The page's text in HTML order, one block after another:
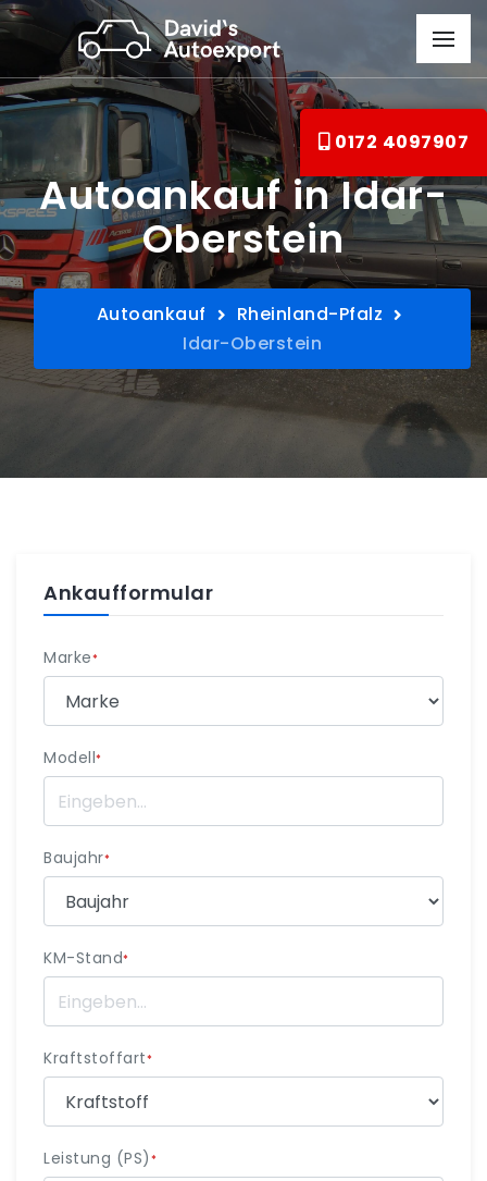
0172 4097907
Autoankauf in Idar-
Oberstein
Autoankauf
Rheinland-Pfalz
Idar-Oberstein
Ankaufformular
Marke*
Modell*
Baujahr*
KM-Stand*
Kraftstoffart*
Leistung (PS) *